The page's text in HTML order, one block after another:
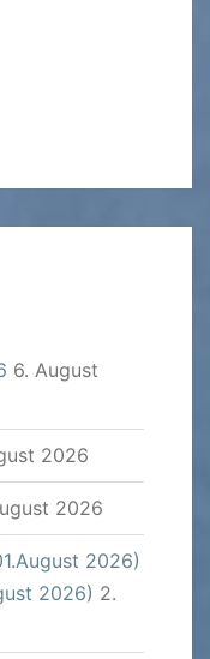
6. August
2026
2026
2026)
2026) 2.